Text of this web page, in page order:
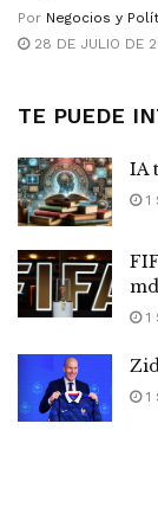
Por Negocios y
28 DE JULIO DE
TE PUEDE
IA
1
1
1